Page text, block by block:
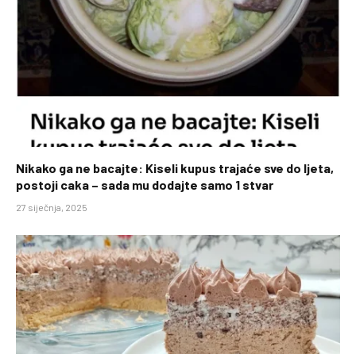
Nikako ga ne bacajte: Kiseli kupus trajaće sve do ljeta,
postoji caka – sada mu dodajte samo 1 stvar
27 siječnja, 2025